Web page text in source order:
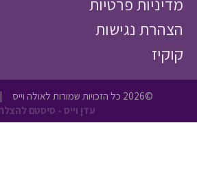
נגישות
| האתר
עדן וייס - סיסטם להצלחה